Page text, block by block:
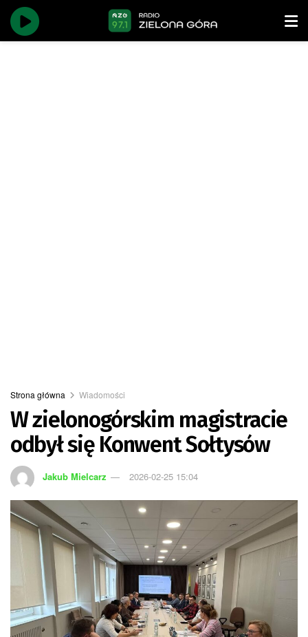
Strona główna Wiadomości
W zielonogórskim magistracie
odbył się Konwent Sołtysów
Jakub Mielcarz 2026-02-25 15:04